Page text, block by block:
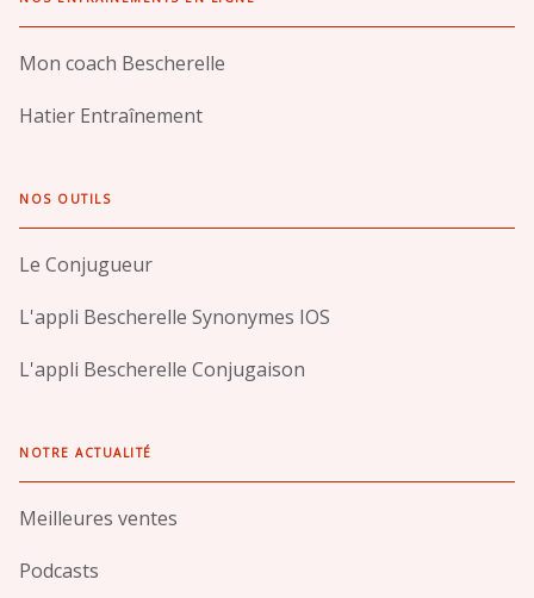
Mon coach Bescherelle
Hatier Entraînement
NOS OUTILS
Le Conjugueur
L'appli Bescherelle Synonymes IOS
L'appli Bescherelle Conjugaison
NOTRE ACTUALITÉ
Meilleures ventes
Podcasts